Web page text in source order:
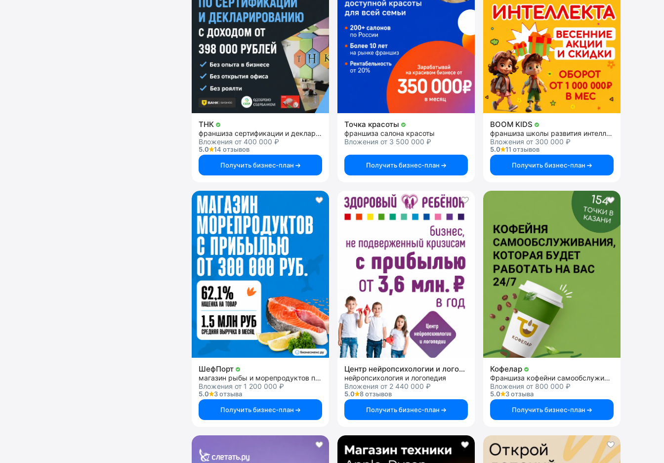
ТНК
франшиза сертификации и декларирования товаров, продукции и услуг
Вложения от 400 000 ₽
5.0
14 отзывов
Получить бизнес-план
Точка красоты
франшиза салона красоты
Вложения от 3 500 000 ₽
Получить бизнес-план
BOOM KIDS
франшиза школы развития интеллекта у детей
Вложения от 300 000 ₽
5.0
11 отзывов
Получить бизнес-план
ШефПорт
магазин рыбы и морепродуктов премиального качества
Вложения от 1 200 000 ₽
5.0
3 отзыва
Получить бизнес-план
Центр нейропсихологии и логопедии «Здоровый ребенок»
нейропсихология и логопедия
Вложения от 2 440 000 ₽
5.0
8 отзывов
Получить бизнес-план
Кофелар
Франшиза кофейни самообслуживания
Вложения от 800 000 ₽
5.0
3 отзыва
Получить бизнес-план